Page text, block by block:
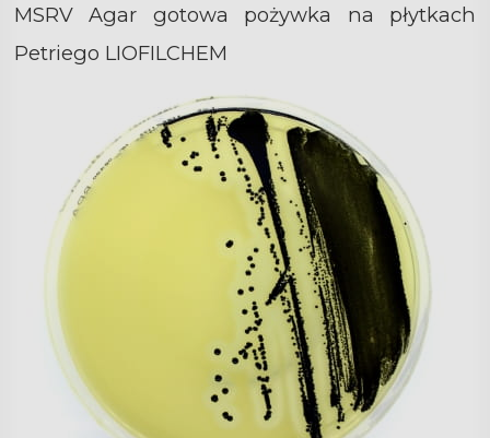
MSRV Agar gotowa pożywka na płytkach
Petriego LIOFILCHEM